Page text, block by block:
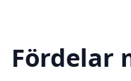
Fördelar